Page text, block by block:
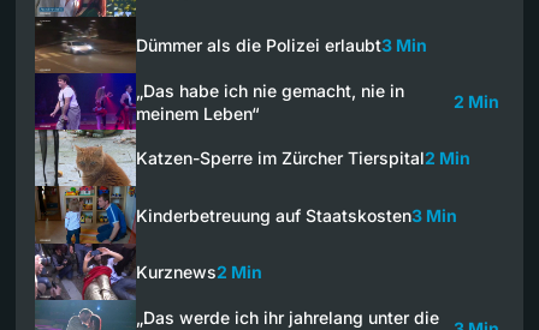
Dümmer als die Polizei erlaubt3 Min
„Das habe ich nie gemacht, nie in
meinem Leben“
2 Min
Katzen-Sperre im Zürcher Tierspital2 Min
Kinderbetreuung auf Staatskosten3 Min
Kurznews2 Min
„Das werde ich ihr jahrelang unter die